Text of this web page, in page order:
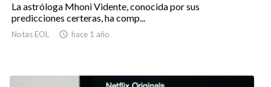
La astróloga Mhoni Vidente, conocida por sus
predicciones certeras, ha comp...
Notas EOL  hace 1 año